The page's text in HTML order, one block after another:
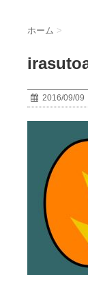
ホーム >
2016/09/09